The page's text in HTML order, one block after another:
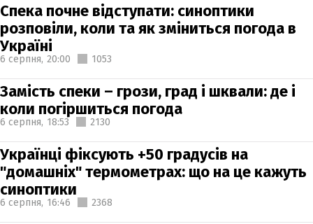
Спека почне відступати: синоптики
розповіли, коли та як зміниться погода в
Україні
6 серпня, 20:00 1053
Замість спеки – грози, град і шквали: де і
коли погіршиться погода
6 серпня, 18:53 2130
Українці фіксують +50 градусів на
"домашніх" термометрах: що на це кажуть
синоптики
6 серпня, 16:46 2368